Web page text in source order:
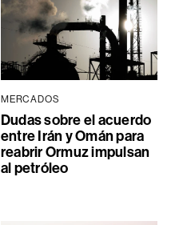
MERCADOS
Dudas sobre el acuerdo
entre Irán y Omán para
reabrir Ormuz impulsan
al petróleo